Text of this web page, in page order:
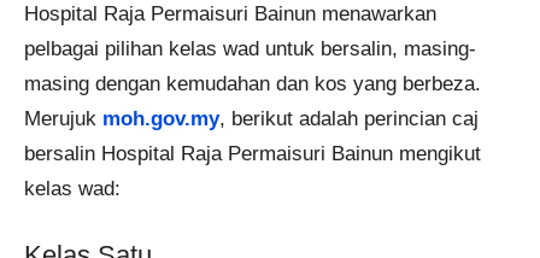
Hospital Raja Permaisuri Bainun menawarkan
pelbagai pilihan kelas wad untuk bersalin, masing-
masing dengan kemudahan dan kos yang berbeza.
Merujuk moh.gov.my, berikut adalah perincian caj
bersalin Hospital Raja Permaisuri Bainun mengikut
kelas wad: